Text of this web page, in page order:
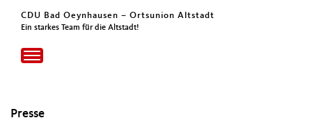
CDU Bad Oeynhausen – Ortsunion Altstadt
Ein starkes Team für die Altstadt!
Toggle
navigation
Presse